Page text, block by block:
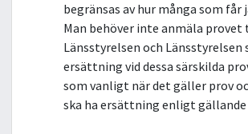
begränsas av hur många som får
Man behöver inte anmäla
Länsstyrelsen och Länsstyrelsen
ersättning vid dessa särskilda
som vanligt när det gäller prov
ska ha ersättning enligt gällande